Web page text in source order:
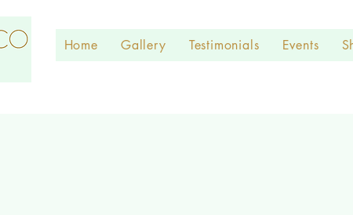
Home Gallery Testimonials Events